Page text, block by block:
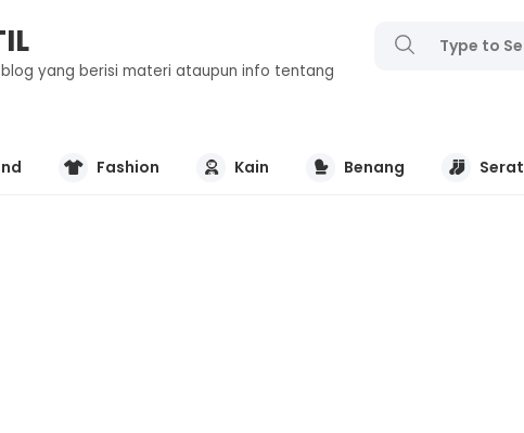
blog yang berisi materi ataupun info tentang
Fashion Kain Benang Serat